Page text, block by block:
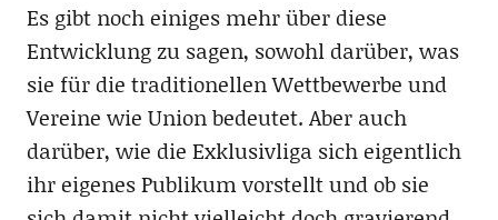
Es gibt noch einiges mehr über diese
Entwicklung zu sagen, sowohl darüber, was
sie für die traditionellen Wettbewerbe und
Vereine wie Union bedeutet. Aber auch
darüber, wie die Exklusivliga sich eigentlich
ihr eigenes Publikum vorstellt und ob sie